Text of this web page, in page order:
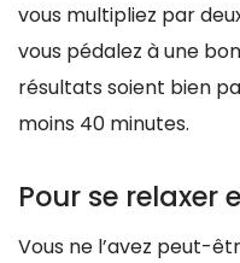
vous multipliez par
vous pédalez à une
résultats soient bien
moins 40 minutes.
Pour se relaxer
Vous ne l’avez peut-